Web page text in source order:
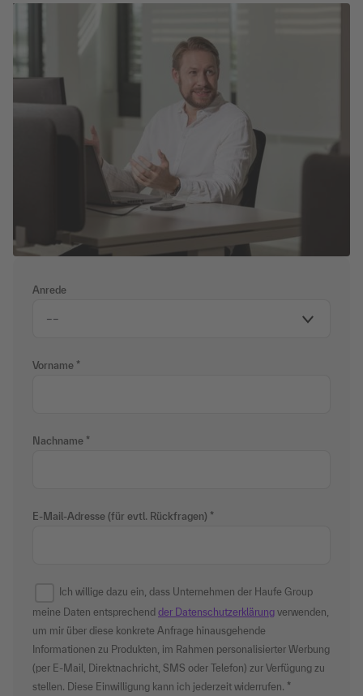
Wir wünschen Ihnen viel Spaß beim Lesen!
Anrede
Vorname
Nachname
E-Mail-Adresse (für evtl. Rückfragen)
Ich willige dazu ein, dass Unternehmen der Haufe Group
meine Daten entsprechend der Datenschutzerklärung verwenden,
um mir über diese konkrete Anfrage hinausgehende
Informationen zu Produkten, im Rahmen personalisierter Werbung
(per E-Mail, Direktnachricht, SMS oder Telefon) zur Verfügung zu
stellen. Diese Einwilligung kann ich jederzeit widerrufen.